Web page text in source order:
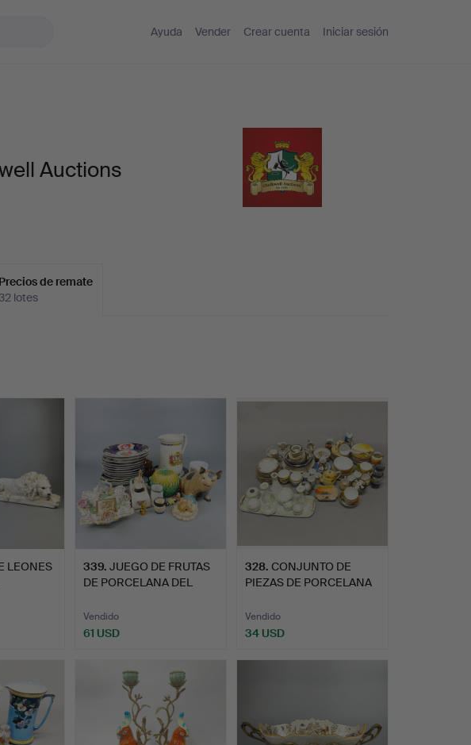
Ayuda Vender Crear cuenta Iniciar sesión
Auctions
Precios de remate
lotes
LEONES
339. JUEGO DE FRUTAS
DE PORCELANA DEL
Vendido
61 USD
328. CONJUNTO DE
PIEZAS DE PORCELANA
Vendido
34 USD